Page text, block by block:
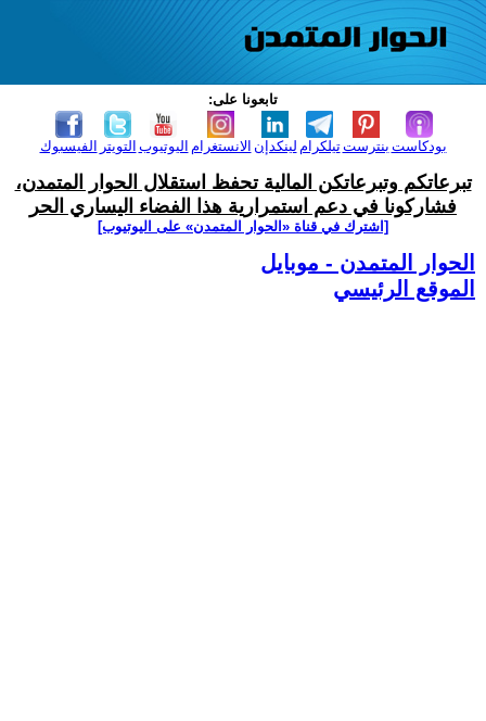
تابعونا على:
الفيسبوك التويتر اليوتيوب الانستغرام لينكدإن تيلكرامبنترست بودكاست
تبرعاتكم وتبرعاتكن المالية تحفظ استقلال الحوار المتمدن،
فشاركونا في دعم استمرارية هذا الفضاء اليساري الحر
[اشترك في قناة ‫«الحوار المتمدن» على اليوتيوب]
الحوار المتمدن - موبايل
الموقع الرئيسي